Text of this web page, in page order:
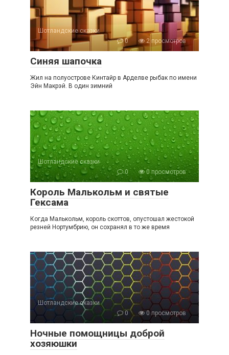
Шотландские сказки
0
2 просмотров
Синяя шапочка
Жил на полуострове Кинтайр в Арделве рыбак по имени
Эйн Макрэй. В один зимний
Шотландские сказки
0
0 просмотров
Король Малькольм и святые
Гексама
Когда Малькольм, король скоттов, опустошал жестокой
резней Нортумбрию, он сохранял в то же время
Шотландские сказки
0
0 просмотров
Ночные помощницы доброй
хозяюшки